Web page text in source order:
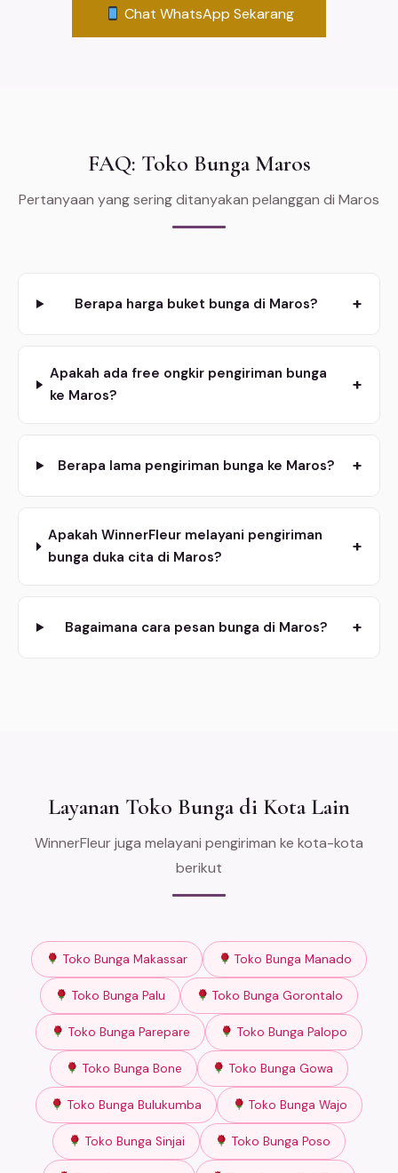
Chat WhatsApp Sekarang
FAQ: Toko Bunga Maros
Pertanyaan yang sering ditanyakan pelanggan di Maros
Berapa harga buket bunga di Maros? +
Apakah ada free ongkir pengiriman bunga
ke Maros?
+
Berapa lama pengiriman bunga ke Maros? +
Apakah WinnerFleur melayani pengiriman
bunga duka cita di Maros?
+
Bagaimana cara pesan bunga di Maros? +
Layanan Toko Bunga di Kota Lain
WinnerFleur juga melayani pengiriman ke kota-kota
berikut
Toko Bunga Makassar Toko Bunga Manado
Toko Bunga Palu Toko Bunga Gorontalo
Toko Bunga Parepare Toko Bunga Palopo
Toko Bunga Bone Toko Bunga Gowa
Toko Bunga Bulukumba Toko Bunga Wajo
Toko Bunga Sinjai Toko Bunga Poso